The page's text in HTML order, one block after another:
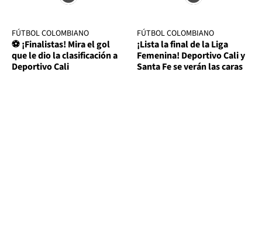
FÚTBOL COLOMBIANO
⚽ ¡Finalistas! Mira el gol
que le dio la clasificación a
Deportivo Cali
FÚTBOL COLOMBIANO
¡Lista la final de la Liga
Femenina! Deportivo Cali y
Santa Fe se verán las caras